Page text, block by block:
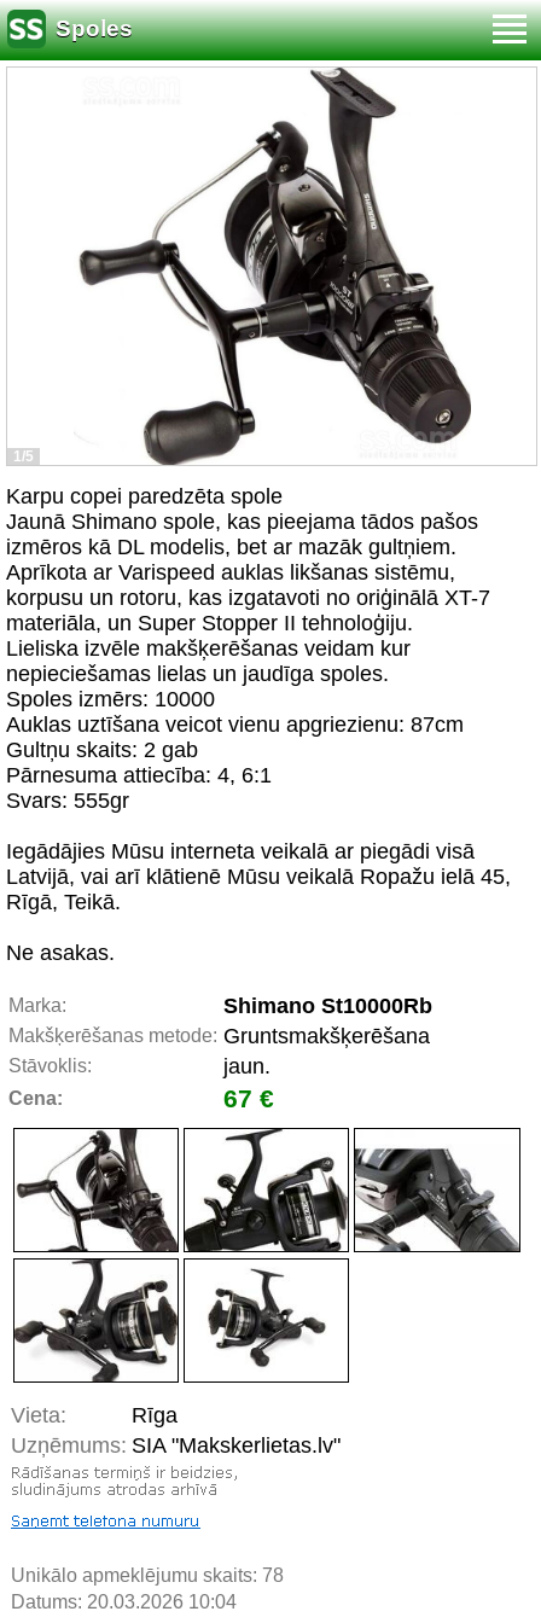
Spoles
1/5
Karpu copei paredzēta spole
Jaunā Shimano spole, kas pieejama tādos pašos
izmēros kā DL modelis, bet ar mazāk gultņiem.
Aprīkota ar Varispeed auklas likšanas sistēmu,
korpusu un rotoru, kas izgatavoti no oriģinālā XT-7
materiāla, un Super Stopper II tehnoloģiju.
Lieliska izvēle makšķerēšanas veidam kur
nepieciešamas lielas un jaudīga spoles.
Spoles izmērs: 10000
Auklas uztīšana veicot vienu apgriezienu: 87cm
Gultņu skaits: 2 gab
Pārnesuma attiecība: 4, 6:1
Svars: 555gr
Iegādājies Mūsu interneta veikalā ar piegādi visā
Latvijā, vai arī klātienē Mūsu veikalā Ropažu ielā 45,
Rīgā, Teikā.
Ne asakas.
Marka: Shimano St10000Rb
Makšķerēšanas metode: Gruntsmakšķerēšana
Stāvoklis: jaun.
Cena: 67 €
Vieta:
Rīga
Uzņēmums: SIA "Makskerlietas.lv"
Unikālo apmeklējumu skaits: 78
Datums: 20.03.2026 10:04